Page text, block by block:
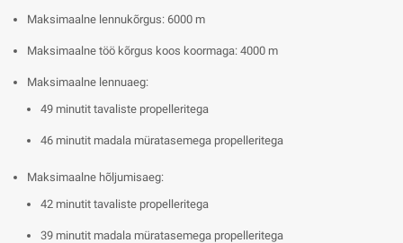
Maksimaalne lennukõrgus: 6000 m
Maksimaalne töö kõrgus koos koormaga: 4000 m
Maksimaalne lennuaeg:
49 minutit tavaliste propelleritega
46 minutit madala müratasemega propelleritega
Maksimaalne hõljumisaeg:
42 minutit tavaliste propelleritega
39 minutit madala müratasemega propelleritega